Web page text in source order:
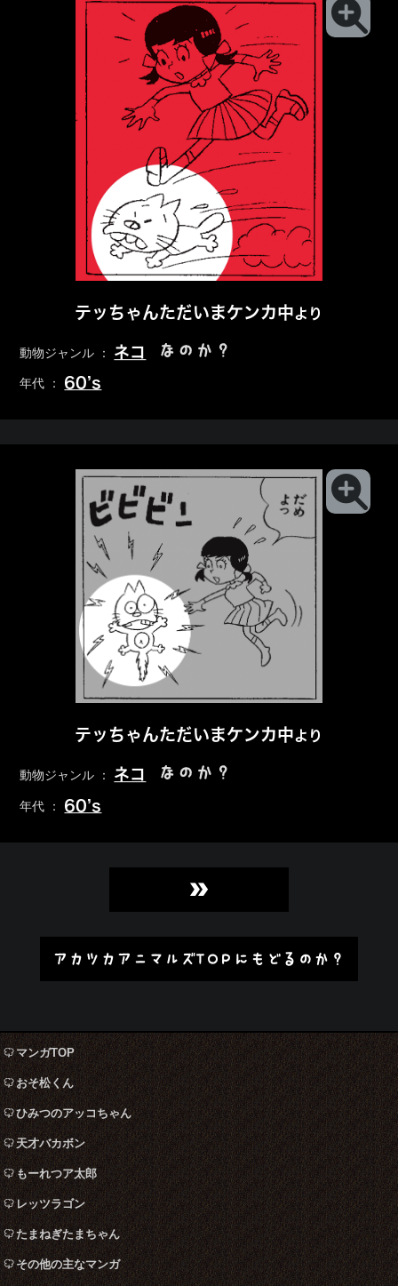
テッちゃんただいまケンカ中より
動物ジャンル ： ネコ なのか？
年代 ： 60’s
テッちゃんただいまケンカ中より
動物ジャンル ： ネコ なのか？
年代 ： 60’s
»
アカツカアニマルズTOPにもどるのか？
マンガTOP
おそ松くん
ひみつのアッコちゃん
天才バカボン
もーれつア太郎
レッツラゴン
たまねぎたまちゃん
その他の主なマンガ